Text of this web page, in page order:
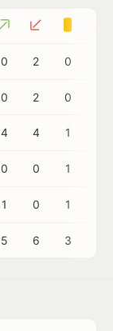
0 2 0
0 2 0
4 4 1
0 0 1
1 0 1
5 6 3